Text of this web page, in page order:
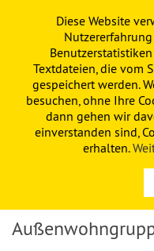
PAULINE KITA
Diese Website
Textdateien, die vom
gespeichert werden.
besuchen, ohne Ihre
dann gehen wir
einverstanden sind,
erhalten.